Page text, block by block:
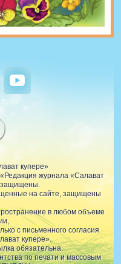
купере»
журнала «Салават
защищены.
на сайте, защищены
в любом объеме
с письменного согласия
купере».
обязательна.
по печати и массовым